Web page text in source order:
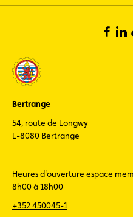
Bertrange
54, route de Longwy
L-8080 Bertrange
Heures d'ouverture espace
8h00 à 18h00
+352 450045-1